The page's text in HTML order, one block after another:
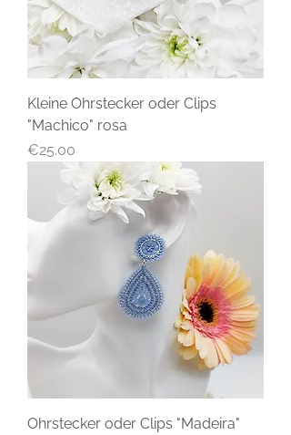
Kleine Ohrstecker oder Clips
"Machico" rosa
Price
€25.00
Ohrstecker oder Clips "Madeira"